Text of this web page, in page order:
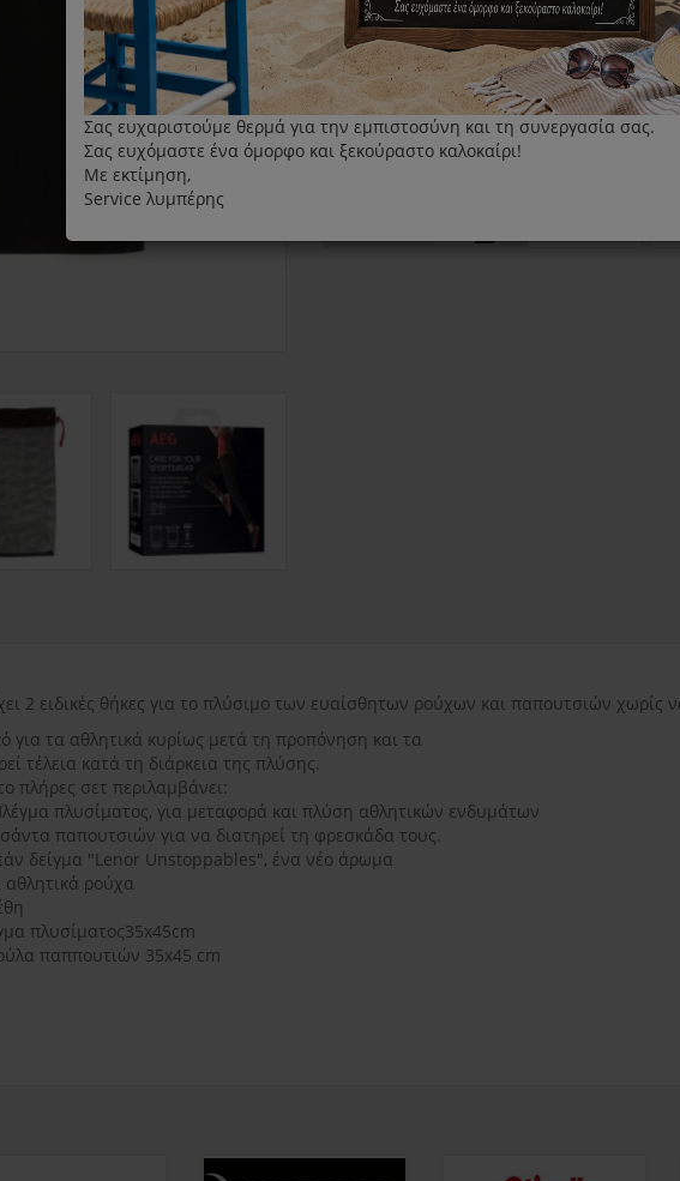
Κατάλληλο για:
κατάλληλο για όλα τα πλυντήρια ρούχων
27.00€
2 ειδικές θήκες για το πλύσιμο των ευαίσθητων ρούχων και παπουτσιών χωρίς
για τα αθλητικά κυρίως μετά τη προπόνηση και τα
τέλεια κατά τη διάρκεια της πλύσης.
πλήρες σετ περιλαμβάνει:
πλυσίματος, για μεταφορά και πλύση αθλητικών ενδυμάτων
παπουτσιών για να διατηρεί τη φρεσκάδα τους.
δείγμα "Lenor Unstoppables", ένα νέο άρωμα
αθλητικά ρούχα
πλυσίματος35x45cm
παππουτιών 35x45 cm
Σας ευχαριστούμε θερμά για την εμπιστοσύνη και τη συνεργασία σας.
Σας ευχόμαστε ένα όμορφο και ξεκούραστο καλοκαίρι!
Με εκτίμηση,
Service λυμπέρης